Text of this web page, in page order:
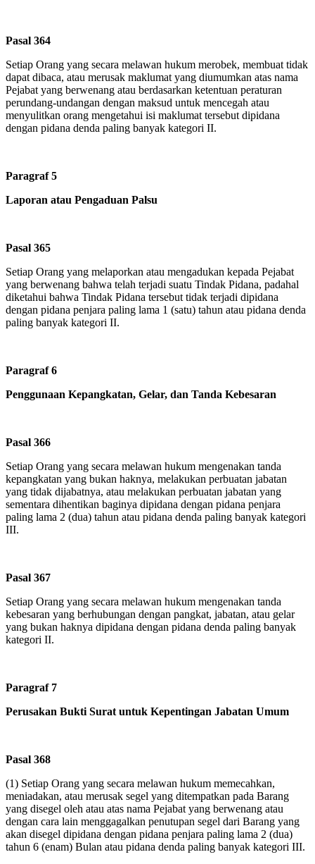
Pasal 364
Setiap Orang yang secara melawan hukum merobek, membuat tidak
dapat dibaca, atau merusak maklumat yang diumumkan atas nama
Pejabat yang berwenang atau berdasarkan ketentuan peraturan
perundang-undangan dengan maksud untuk mencegah atau
menyulitkan orang mengetahui isi maklumat tersebut dipidana
dengan pidana denda paling banyak kategori II.
Paragraf 5
Laporan atau Pengaduan Palsu
Pasal 365
Setiap Orang yang melaporkan atau mengadukan kepada Pejabat
yang berwenang bahwa telah terjadi suatu Tindak Pidana, padahal
diketahui bahwa Tindak Pidana tersebut tidak terjadi dipidana
dengan pidana penjara paling lama 1 (satu) tahun atau pidana denda
paling banyak kategori II.
Paragraf 6
Penggunaan Kepangkatan, Gelar, dan Tanda Kebesaran
Pasal 366
Setiap Orang yang secara melawan hukum mengenakan tanda
kepangkatan yang bukan haknya, melakukan perbuatan jabatan
yang tidak dijabatnya, atau melakukan perbuatan jabatan yang
sementara dihentikan baginya dipidana dengan pidana penjara
paling lama 2 (dua) tahun atau pidana denda paling banyak kategori
III.
Pasal 367
Setiap Orang yang secara melawan hukum mengenakan tanda
kebesaran yang berhubungan dengan pangkat, jabatan, atau gelar
yang bukan haknya dipidana dengan pidana denda paling banyak
kategori II.
Paragraf 7
Perusakan Bukti Surat untuk Kepentingan Jabatan Umum
Pasal 368
(1) Setiap Orang yang secara melawan hukum memecahkan,
meniadakan, atau merusak segel yang ditempatkan pada Barang
yang disegel oleh atau atas nama Pejabat yang berwenang atau
dengan cara lain menggagalkan penutupan segel dari Barang yang
akan disegel dipidana dengan pidana penjara paling lama 2 (dua)
tahun 6 (enam) Bulan atau pidana denda paling banyak kategori III.